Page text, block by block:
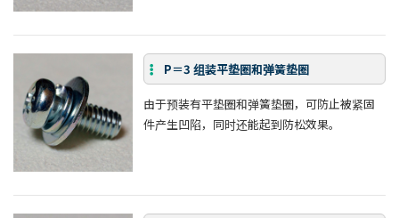
P＝3 组装平垫圈和弹簧垫圈
由于预装有平垫圈和弹簧垫圈，可防止被紧固
件产生凹陷，同时还能起到防松效果。